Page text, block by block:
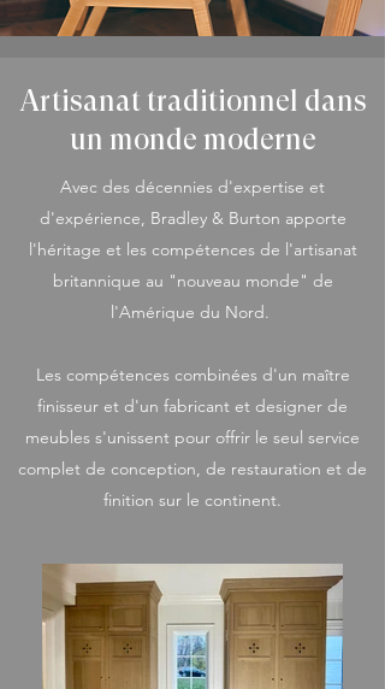
Artisanat traditionnel dans
un monde moderne
Avec des décennies d'expertise et
d'expérience, Bradley & Burton apporte
l'héritage et les compétences de l'artisanat
britannique au "nouveau monde" de
l'Amérique du Nord.
Les compétences combinées d'un maître
finisseur et d'un fabricant et designer de
meubles s'unissent pour offrir le seul service
complet de conception, de restauration et de
finition sur le continent.